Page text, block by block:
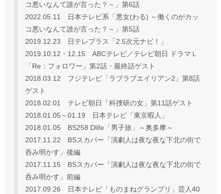
コ悪いなんて誰が言った？～」第6話
2022.05.11 日本テレビ系「悪女(わる) ～働くのがカッ
コ悪いなんて誰が言った？～」第5話
2019.12.23 日テレプラス「2.5次元ナビ！」
2019.10.12・12.15 ABCテレビ／テレビ朝日 ドラマＬ
「Re：フォロワー」第2話・最終話ゲスト
2018.03.12 フジテレビ「ラブラブエイリアン2」第8話
ゲスト
2018.02.01 テレビ朝日「科捜研の女」第11話ゲスト
2018.01.05～01.19 日本テレビ「東京暇人」
2018.01.05 BS258 Dlife「男子旅」～奥多摩～
2017.11.22 BSスカパー「演劇人は夜な夜な下北の街で
呑み明かす」後編
2017.11.15 BSスカパー「演劇人は夜な夜な下北の街で
呑み明かす」前編
2017.09.26 日本テレビ「ものまねグランプリ」芸人40